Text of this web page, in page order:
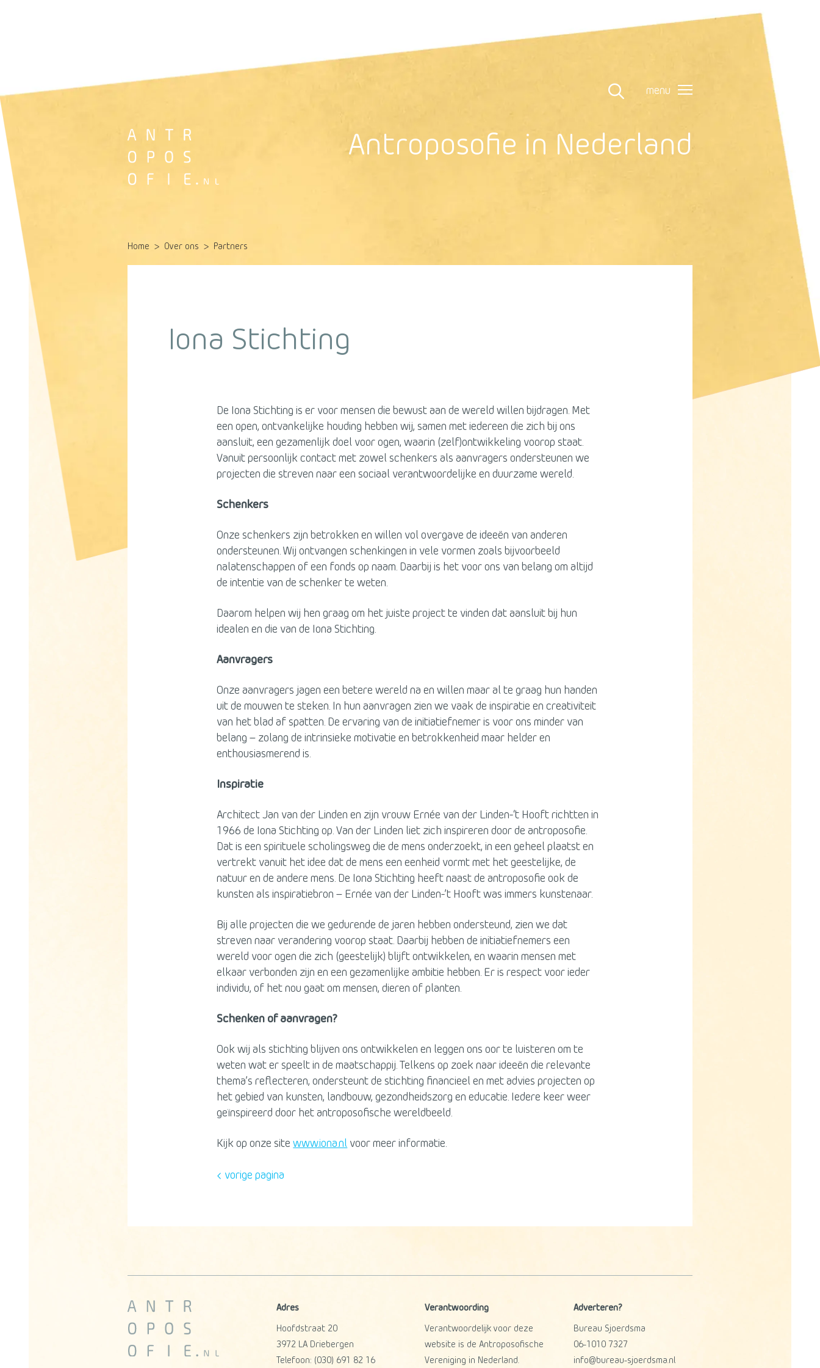
menu
Antroposoﬁe in Nederland
Home Over ons Partners
Iona Stichting
De Iona Stichting is er voor mensen die bewust aan de wereld willen bijdragen. Met
een open, ontvankelijke houding hebben wij, samen met iedereen die zich bij ons
aansluit, een gezamenlijk doel voor ogen, waarin (zelf)ontwikkeling voorop staat.
Vanuit persoonlijk contact met zowel schenkers als aanvragers ondersteunen we
projecten die streven naar een sociaal verantwoordelijke en duurzame wereld.
Schenkers
Onze schenkers zijn betrokken en willen vol overgave de ideeën van anderen
ondersteunen. Wij ontvangen schenkingen in vele vormen zoals bijvoorbeeld
nalatenschappen of een fonds op naam. Daarbij is het voor ons van belang om altijd
de intentie van de schenker te weten.
Daarom helpen wij hen graag om het juiste project te vinden dat aansluit bij hun
idealen en die van de Iona Stichting.
Aanvragers
Onze aanvragers jagen een betere wereld na en willen maar al te graag hun handen
uit de mouwen te steken. In hun aanvragen zien we vaak de inspiratie en creativiteit
van het blad af spatten. De ervaring van de initiatiefnemer is voor ons minder van
belang – zolang de intrinsieke motivatie en betrokkenheid maar helder en
enthousiasmerend is.
Inspiratie
Architect Jan van der Linden en zijn vrouw Ernée van der Linden-‘t Hooft richtten in
1966 de Iona Stichting op. Van der Linden liet zich inspireren door de antroposofie.
Dat is een spirituele scholingsweg die de mens onderzoekt, in een geheel plaatst en
vertrekt vanuit het idee dat de mens een eenheid vormt met het geestelijke, de
natuur en de andere mens. De Iona Stichting heeft naast de antroposofie ook de
kunsten als inspiratiebron – Ernée van der Linden-’t Hooft was immers kunstenaar.
Bij alle projecten die we gedurende de jaren hebben ondersteund, zien we dat
streven naar verandering voorop staat. Daarbij hebben de initiatiefnemers een
wereld voor ogen die zich (geestelijk) blijft ontwikkelen, en waarin mensen met
elkaar verbonden zijn en een gezamenlijke ambitie hebben. Er is respect voor ieder
individu, of het nou gaat om mensen, dieren of planten.
Schenken of aanvragen?
Ook wij als stichting blijven ons ontwikkelen en leggen ons oor te luisteren om te
weten wat er speelt in de maatschappij. Telkens op zoek naar ideeën die relevante
thema’s reflecteren, ondersteunt de stichting financieel en met advies projecten op
het gebied van kunsten, landbouw, gezondheidszorg en educatie. Iedere keer weer
geïnspireerd door het antroposofische wereldbeeld.
Kijk op onze sitewww.iona.nl voor meer informatie.
vorige pagina
Adres
Hoofdstraat 20
3972 LA Driebergen
Telefoon: (030) 691 82 16
Verantwoording
Verantwoordelijk voor deze
website is de Antroposofische
Vereniging in Nederland.
Adverteren?
Bureau Sjoerdsma
06-1010 7327
info@bureau-sjoerdsma.nl